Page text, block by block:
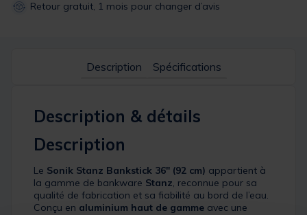
Retour gratuit, 1 mois pour changer d’avis
Description Spécifications
Description & détails
Description
Le Sonik Stanz Bankstick 36" (92 cm) appartient à
la gamme de bankware Stanz, reconnue pour sa
qualité de fabrication et sa fiabilité au bord de l’eau.
Conçu en aluminium haut de gamme avec une